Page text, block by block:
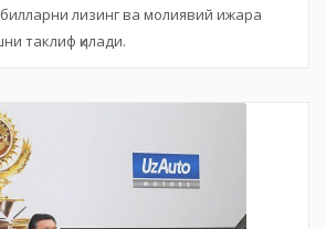
лизинг ва молиявий ижара
таклиф қилади.